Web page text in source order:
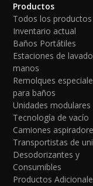
Productos
Todos los productos
Inventario actual
Baños Portátiles
Estaciones de
manos
Remolques
para baños
Unidades modulares
Tecnología de vacío
Camiones
Transportistas de
Desodorizantes y
Consumibles
Productos